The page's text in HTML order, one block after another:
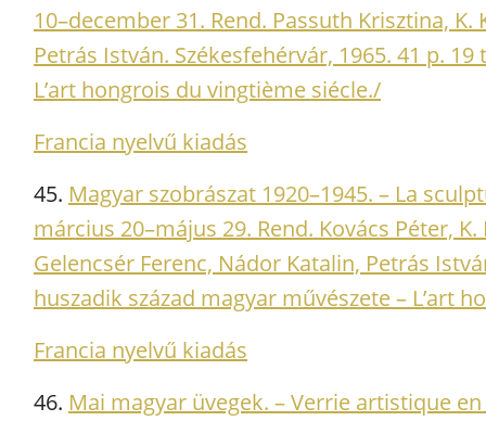
10–december 31. Rend. Passuth Krisztina,
Petrás István. Székesfehérvár, 1965. 41 p.
L’art hongrois du vingtième siécle./
Francia nyelvű kiadás
45. Magyar szobrászat 1920–1945. – La
március 20–május 29. Rend. Kovács Péter,
Gelencsér Ferenc, Nádor Katalin, Petrás
huszadik század magyar művészete – L’art
Francia nyelvű kiadás
46. Mai magyar üvegek. – Verrie artistique